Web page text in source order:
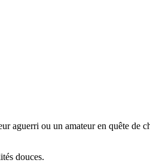
aguerri ou un amateur en quête de
douces.